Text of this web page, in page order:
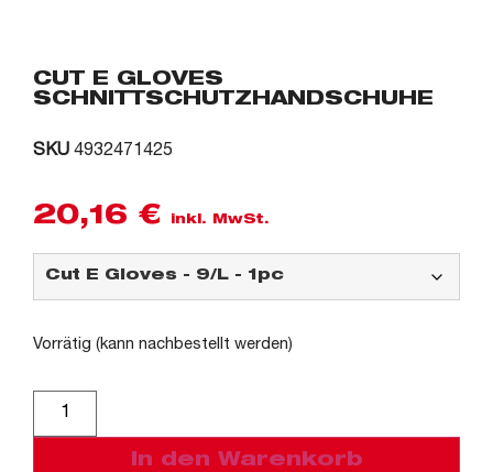
CUT E GLOVES
SCHNITTSCHUTZHANDSCHUHE
SKU 4932471425
20,16 € inkl. MwSt.
Vorrätig (kann nachbestellt werden)
In den Warenkorb